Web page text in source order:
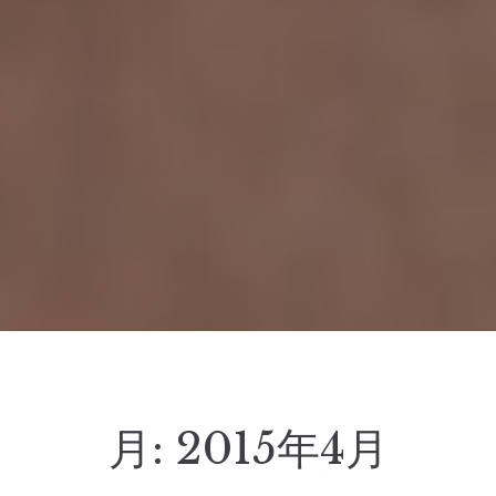
月: 2015年4月